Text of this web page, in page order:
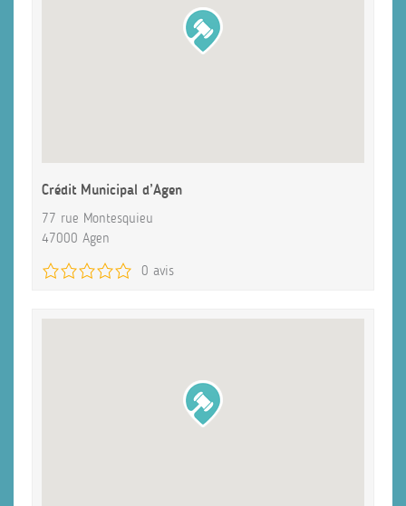
Crédit Municipal d’Agen
77 rue Montesquieu
47000 Agen
0 avis